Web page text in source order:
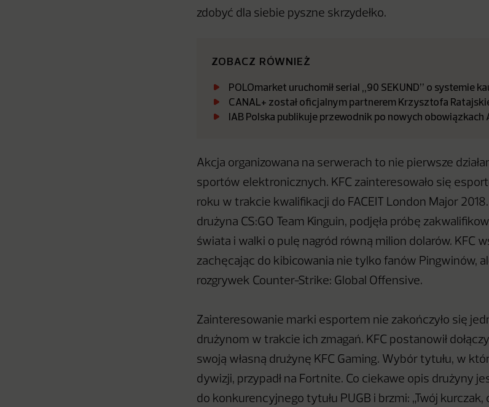
zdobyć dla siebie pyszne skrzydełko.
ZOBACZ RÓWNIEŻ
POLOmarket uruchomił serial „90 SEKUND” o systemie
CANAL+ został oficjalnym partnerem Krzysztofa
IAB Polska publikuje przewodnik po nowych obowiązkach
Akcja organizowana na serwerach to nie pierwsze
sportów elektronicznych. KFC zainteresowało się
roku w trakcie kwalifikacji do FACEIT London Major
drużyna CS:GO Team Kinguin, podjęła próbę
świata i walki o pulę nagród równą milion dolarów. KFC
zachęcając do kibicowania nie tylko fanów Pingwinów,
rozgrywek Counter-Strike: Global Offensive.
Zainteresowanie marki esportem nie zakończyło się
drużynom w trakcie ich zmagań. KFC postanowił
swoją własną drużynę KFC Gaming. Wybór tytułu, w
dywizji, przypadł na Fortnite. Co ciekawe opis drużyny
do konkurencyjnego tytułu PUGB i brzmi: „Twój